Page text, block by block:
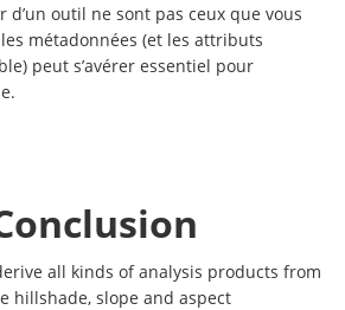
d’un outil ne sont pas ceux que vous
métadonnées (et les attributs
peut s’avérer essentiel pour
all kinds of analysis products from
hillshade, slope and aspect